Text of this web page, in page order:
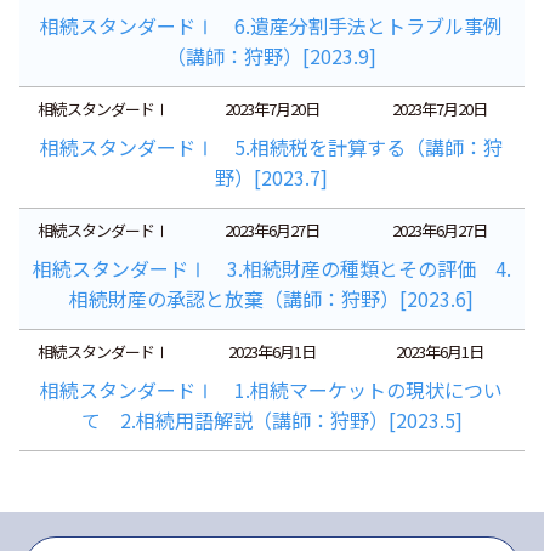
相続スタンダードⅠ 6.遺産分割手法とトラブル事例
（講師：狩野）[2023.9]
相続スタンダードⅠ 2023年7月20日 2023年7月20日
相続スタンダードⅠ 5.相続税を計算する（講師：狩
野）[2023.7]
相続スタンダードⅠ 2023年6月27日 2023年6月27日
相続スタンダードⅠ 3.相続財産の種類とその評価 4.
相続財産の承認と放棄（講師：狩野）[2023.6]
相続スタンダードⅠ 2023年6月1日 2023年6月1日
相続スタンダードⅠ 1.相続マーケットの現状につい
て 2.相続用語解説（講師：狩野）[2023.5]